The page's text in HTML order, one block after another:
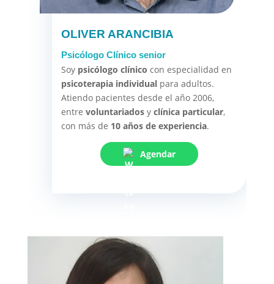
OLIVER ARANCIBIA
Psicólogo Clínico senior
Soy psicólogo clínico con especialidad en
psicoterapia individualpara adultos.
Atiendo pacientes desde el año 2006,
entre voluntariadosy clínica particular,
con más de 10 años de experiencia.
Agendar